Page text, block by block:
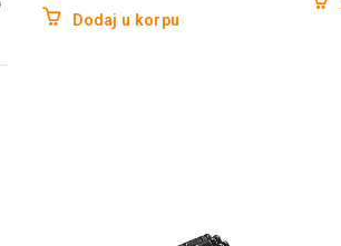
cena
Dodaj u korpu